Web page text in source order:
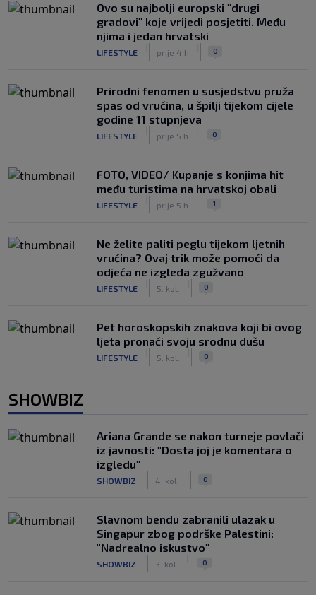
Ovo su najbolji europski "drugi
gradovi" koje vrijedi posjetiti. Među
njima i jedan hrvatski
LIFESTYLE prije 4 h 0
Prirodni fenomen u susjedstvu pruža
spas od vrućina, u špilji tijekom cijele
godine 11 stupnjeva
LIFESTYLE prije 5 h 0
FOTO, VIDEO/ Kupanje s konjima hit
među turistima na hrvatskoj obali
LIFESTYLE prije 5 h 1
Ne želite paliti peglu tijekom ljetnih
vrućina? Ovaj trik može pomoći da
odjeća ne izgleda zgužvano
LIFESTYLE 5. kol. 0
Pet horoskopskih znakova koji bi ovog
ljeta pronaći svoju srodnu dušu
LIFESTYLE 5. kol. 0
SHOWBIZ
Ariana Grande se nakon turneje povlači
iz javnosti: "Dosta joj je komentara o
izgledu"
SHOWBIZ 4. kol. 0
Slavnom bendu zabranili ulazak u
Singapur zbog podrške Palestini:
"Nadrealno iskustvo"
SHOWBIZ 3. kol. 0